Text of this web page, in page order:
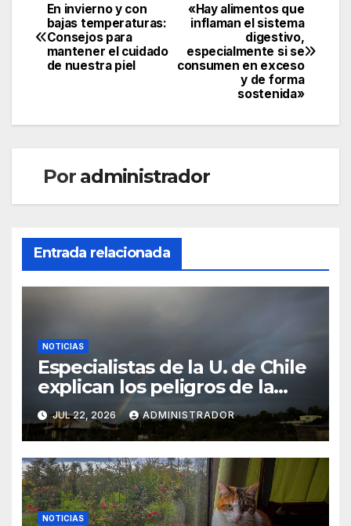
Navegación
de
entradas
«Hay alimentos que
inflaman el sistema
digestivo,
especialmente si se
consumen en exceso
y de forma
sostenida»
En invierno y con
bajas temperaturas:
Consejos para
mantener el cuidado
de nuestra piel
Por administrador
Entrada relacionada
NOTICIAS
Especialistas de la U. de Chile
explican los peligros de la
humedad y cómo ventilar y
temperar los hogares
JUL 22, 2026 ADMINISTRADOR
NOTICIAS